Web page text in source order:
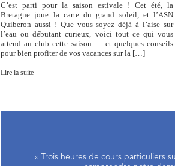
C’est parti pour la saison estivale ! Cet été, la
Bretagne joue la carte du grand soleil, et l’ASN
Quiberon aussi ! Que vous soyez déjà à l’aise sur
l’eau ou débutant curieux, voici tout ce qui vous
attend au club cette saison — et quelques conseils
pour bien profiter de vos vacances sur la […]
Lire la suite
« Trois heures de cours particuliers